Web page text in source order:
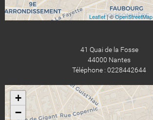
Leaflet| ©OpenStreetMap
41 Quai de la Fosse
44000 Nantes
Téléphone : 0228442644
+
−